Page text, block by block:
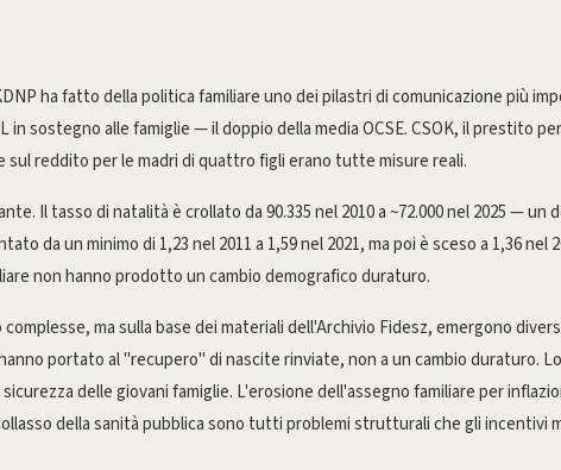
ha fatto della politica familiare uno dei pilastri di comunicazione più
in sostegno alle famiglie — il doppio della media OCSE. CSOK, il prestito
sul reddito per le madri di quattro figli erano tutte misure reali.
Il tasso di natalità è crollato da 90.335 nel 2010 a ~72.000 nel 2025 — un
da un minimo di 1,23 nel 2011 a 1,59 nel 2021, ma poi è sceso a 1,36 nel
non hanno prodotto un cambio demografico duraturo.
ma sulla base dei materiali dell'Archivio Fidesz, emergono
portato al "recupero" di nascite rinviate, non a un cambio duraturo.
delle giovani famiglie. L'erosione dell'assegno familiare per
della sanità pubblica sono tutti problemi strutturali che gli incentivi